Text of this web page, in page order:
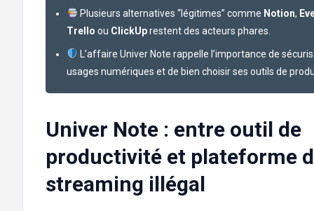
Plusieurs alternatives “légitimes” comme Notion,
Trello ou ClickUprestent des acteurs phares.
L’affaire Univer Note rappelle l’importance de
usages numériques et de bien choisir ses outils de
Univer Note : entre outil de
productivité et plateforme
streaming illégal